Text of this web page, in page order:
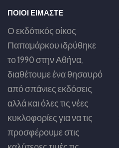
ΠΟΙΟΙ ΕΙΜΑΣΤΕ
Ο εκδότικός οίκος
Παπαμάρκου ιδρύθηκε
το 1990 στην Αθήνα,
διαθέτουμε ένα θησαυρό
από σπάνιες εκδόσεις
αλλά και όλες τις νέες
κυκλοφορίες για να τις
προσφέρουμε στις